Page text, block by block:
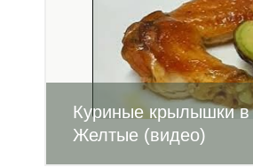
Куриные крылышки в
Желтые (видео)